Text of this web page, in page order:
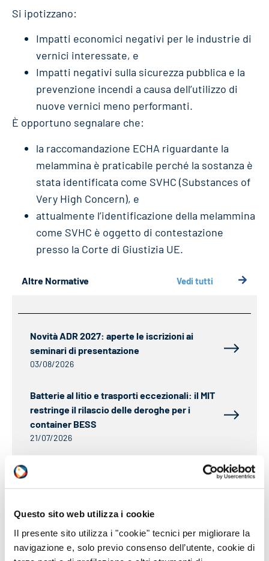
Questo sito web utilizza i cookie
Il presente sito utilizza i "cookie" tecnici per migliorare la
navigazione e, solo previo consenso dell’utente, cookie di
Si ipotizzano:
Impatti economici negativi per le industrie di
vernici interessate, e
Impatti negativi sulla sicurezza pubblica e la
prevenzione incendi a causa dell’utilizzo di
nuove vernici meno performanti.
È opportuno segnalare che:
la raccomandazione ECHA riguardante la
melammina è praticabile perché la sostanza è
stata identificata come SVHC (Substances of
Very High Concern), e
attualmente l’identificazione della melammina
come SVHC è oggetto di contestazione
presso la Corte di Giustizia UE.
Altre Normative Vedi tutti
Novità ADR 2027: aperte le iscrizioni ai
seminari di presentazione
03/08/2026
Batterie al litio e trasporti eccezionali: il MIT
restringe il rilascio delle deroghe per i
container BESS
21/07/2026
Aggiornata la roadmap REACH sulle future
CLP: dal 1° luglio 2026 ECHA pubblicherà i
nomi dei notificanti
25/06/2026